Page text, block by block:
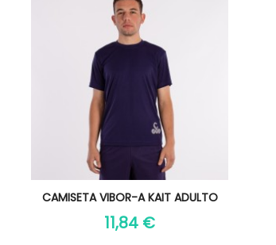
CAMISETA VIBOR-A KAIT ADULTO
11,84 €
Vista rápida